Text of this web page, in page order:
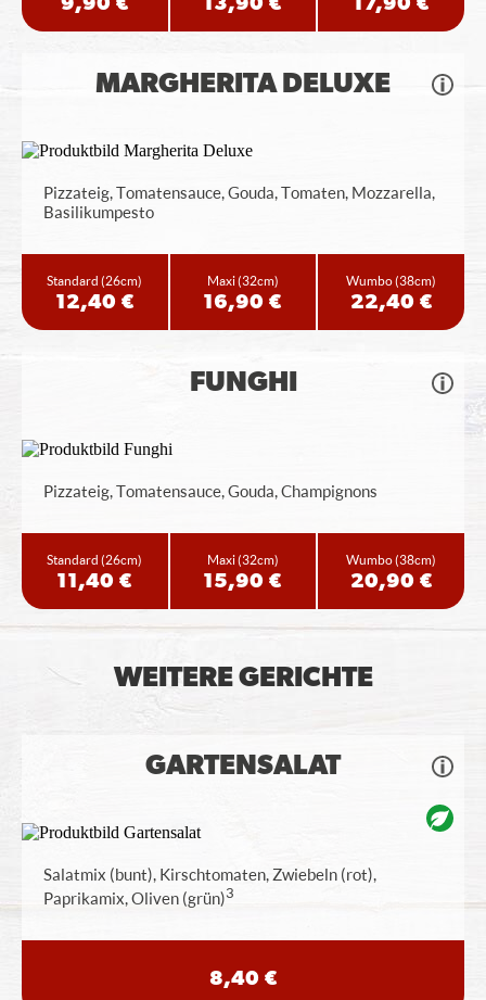
MARGHERITA DELUXE
Pizzateig, Tomatensauce, Gouda, Tomaten, Mozzarella,
Basilikumpesto
Standard(26cm)
12,40 €
Maxi(32cm)
16,90 €
Wumbo(38cm)
22,40 €
FUNGHI
Pizzateig, Tomatensauce, Gouda, Champignons
Standard(26cm)
11,40 €
Maxi(32cm)
15,90 €
Wumbo(38cm)
20,90 €
WEITERE GERICHTE
GARTENSALAT
Salatmix (bunt), Kirschtomaten, Zwiebeln (rot),
Paprikamix, Oliven (grün)3
8,40 €